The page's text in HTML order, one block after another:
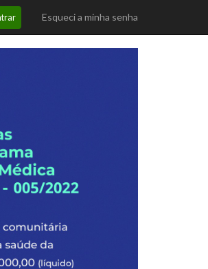
Esqueci a minha senha